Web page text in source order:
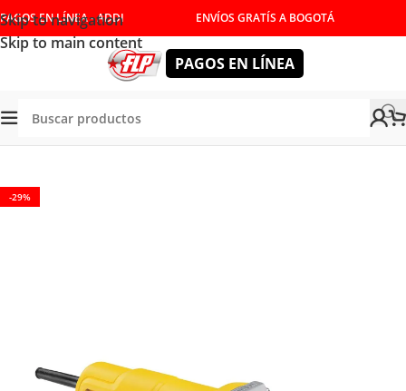
Skip to navigation
Skip to main content
PAGOS EN LÍNEA - ADDI ENVÍOS GRATÍS A BOGOTÁ
PAGOS EN LÍNEA
Tienda/HERRAMIENTAS ELÉCTRICAS
-29%